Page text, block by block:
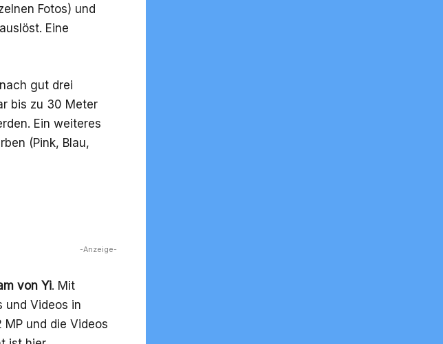
Fotos) und
Eine
gut drei
bis zu 30 Meter
Ein weiteres
(Pink, Blau,
-Anzeige-
von Yi. Mit
und Videos in
und die Videos